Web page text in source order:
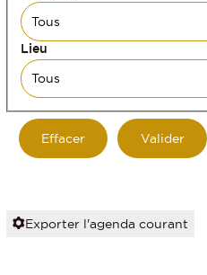
Lieu
Exporter l'agenda courant